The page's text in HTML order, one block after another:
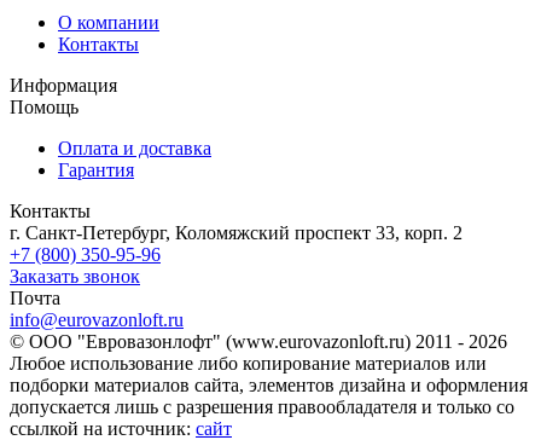
О компании
Контакты
Информация
Помощь
Оплата и доставка
Гарантия
Контакты
г. Санкт-Петербург, Коломяжский проспект 33, корп. 2
+7 (800) 350-95-96
Заказать звонок
Почта
info@eurovazonloft.ru
© ООО "Евровазонлофт" (www.eurovazonloft.ru) 2011 - 2026
Любое использование либо копирование материалов или
подборки материалов сайта, элементов дизайна и оформления
допускается лишь с разрешения правообладателя и только со
ссылкой на источник: сайт